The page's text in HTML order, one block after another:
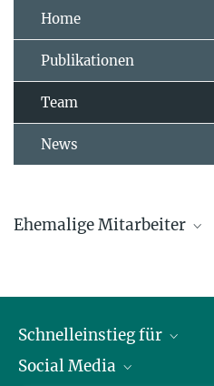
Home
Publikationen
Team
News
Ehemalige Mitarbeiter
Jelena.Belojevic@...
Luke Eberhard-Hertel
Schnelleinstieg für
Journalist*innen
Social Media